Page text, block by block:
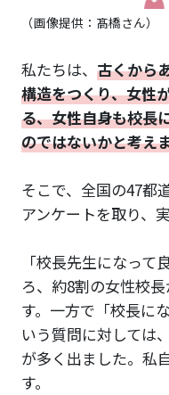
（画像提供：髙橋さん）
私たちは、 古くから
構造をつくり、女性
る、女性自身も校長
のではないかと考え
そこで、全国の47都
アンケートを取り、
「校長先生になっ
ろ、約8割の女性校
す。一方で「校長に
いう質問に対しては
が多く出ました。私
す。